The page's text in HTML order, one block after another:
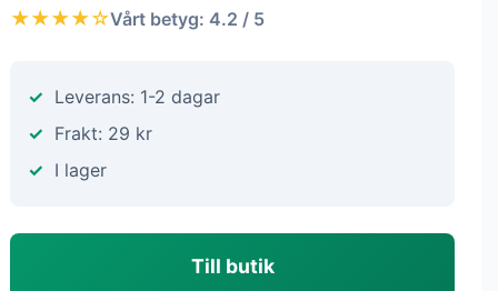
★★★★☆Vårt betyg: 4.2 / 5
Leverans: 1-2 dagar
Frakt: 29 kr
I lager
Till butik